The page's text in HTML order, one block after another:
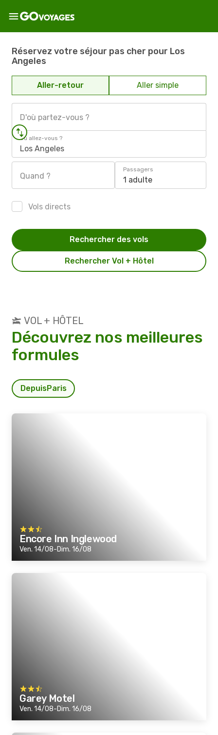
Réservez votre séjour pas cher pour Los
Angeles
Aller-retour Aller simple
D'où partez-vous ?
Où allez-vous ?
Los Angeles
Quand ?
Passagers
1 adulte
Vols directs
Rechercher Vol + Hôtel
Rechercher des vols
VOL + HÔTEL
Découvrez nos meilleures
formules
DepuisParis
Encore Inn Inglewood
Ven. 14/08-Dim. 16/08
Garey Motel
Ven. 14/08-Dim. 16/08